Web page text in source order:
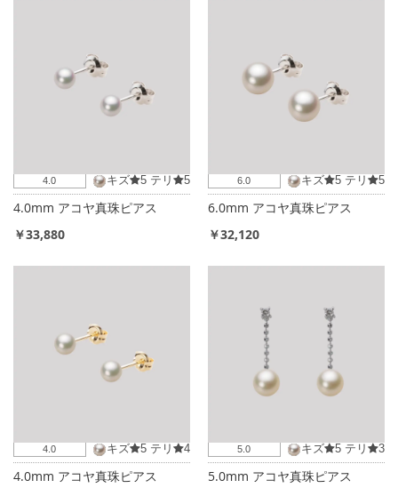
4.0 キズ 5 テリ 5
4.0mm アコヤ真珠ピアス
￥33,880
6.0 キズ 5 テリ 5
6.0mm アコヤ真珠ピアス
￥32,120
4.0 キズ 5 テリ 4
4.0mm アコヤ真珠ピアス
5.0 キズ 5 テリ 3
5.0mm アコヤ真珠ピアス